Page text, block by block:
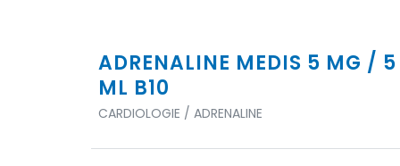
ADRENALINE MEDIS 5 MG / 5
ML B10
CARDIOLOGIE / ADRENALINE